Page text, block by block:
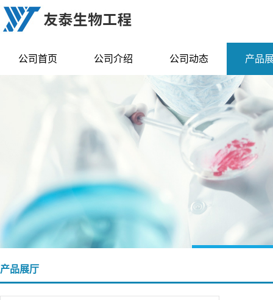
公司首页 公司介绍 公司动态 产品
产品展厅